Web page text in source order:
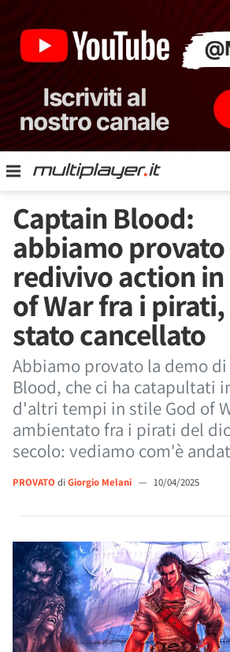
Captain Blood:
abbiamo
redivivo action in
of War fra i pirati,
stato cancellato
Abbiamo provato la demo
Blood, che ci ha catapultati
d'altri tempi in stile God of
ambientato fra i pirati del
secolo: vediamo com'è
PROVATO di Giorgio Melani — 10/04/2025